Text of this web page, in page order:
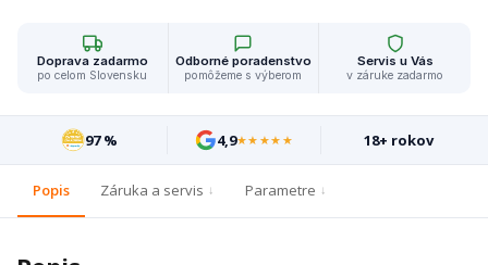
Doprava zadarmo
po celom Slovensku
Odborné poradenstvo
pomôžeme s výberom
Servis u Vás
v záruke zadarmo
97 % 4,9★★★★★ 18+ rokov
Popis Záruka a servis Parametre